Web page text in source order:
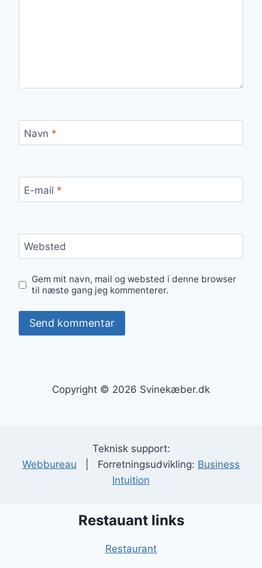
Navn *
E-mail *
Websted
Gem mit navn, mail og websted i denne browser
til næste gang jeg kommenterer.
Copyright © 2026 Svinekæber.dk
Teknisk support:
Webbureau | Forretningsudvikling: Business
Intuition
Restauant links
Restaurant